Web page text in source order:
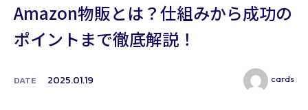
Amazon物販とは？仕組みから成功の
ポイントまで徹底解説！
DATE 2025.01.19 cards